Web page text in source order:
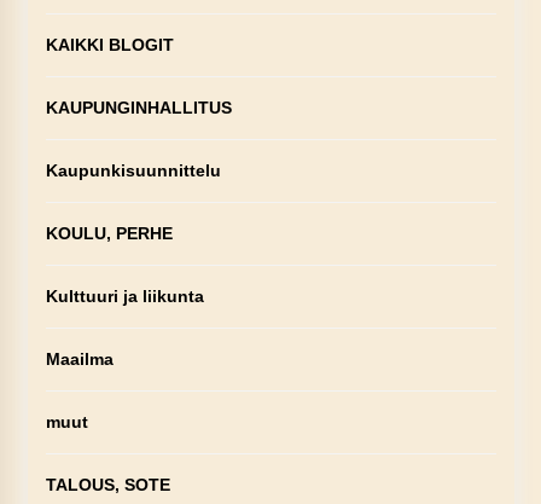
KAIKKI BLOGIT
KAUPUNGINHALLITUS
Kaupunkisuunnittelu
KOULU, PERHE
Kulttuuri ja liikunta
Maailma
muut
TALOUS, SOTE